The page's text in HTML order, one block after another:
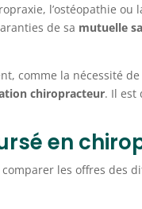
l’ostéopathie ou
de sa mutuelle
comme la nécessité
chiropracteur. Il est
en
les offres des